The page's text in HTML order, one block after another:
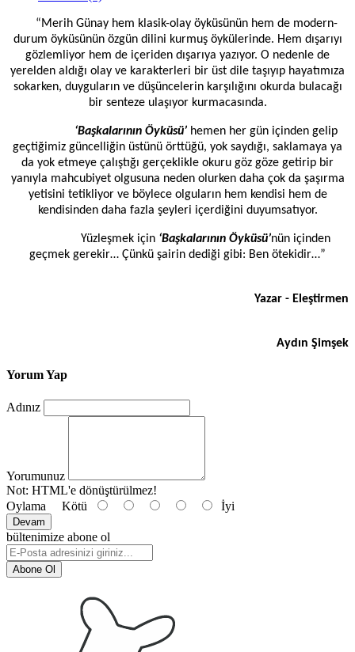
“Merih Günay hem klasik-olay öyküsünün hem de modern-
durum öyküsünün özgün dilini kurmuş öykülerinde. Hem dışarıyı
gözlemliyor hem de içeriden dışarıya yazıyor. O nedenle de
yerelden aldığı olay ve karakterleri bir üst dile taşıyıp hayatımıza
sokarken, duyguların ve düşüncelerin karşılığını okurda bulacağı
bir senteze ulaşıyor kurmacasında.
‘Başkalarının Öyküsü’hemen her gün içinden gelip
geçtiğimiz güncelliğin üstünü örttüğü, yok saydığı, saklamaya ya
da yok etmeye çalıştığı gerçeklikle okuru göz göze getirip bir
yanıyla mahcubiyet olgusuna neden olurken daha çok da şaşırma
yetisini tetikliyor ve böylece olguların hem kendisi hem de
kendisinden daha fazla şeyleri içerdiğini duyumsatıyor.
Yüzleşmek için ‘Başkalarının Öyküsü’nün içinden
geçmek gerekir… Çünkü şairin dediği gibi: Ben ötekidir…”
Yazar - Eleştirmen
Aydın Şimşek
Yorum Yap
Adınız
Yorumunuz
Not: HTML'e dönüştürülmez!
Oylama Kötü İyi
Devam
bültenimize abone ol
Abone Ol